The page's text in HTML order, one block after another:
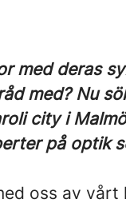
med deras
med? Nu
city i
på optik
oss av vårt